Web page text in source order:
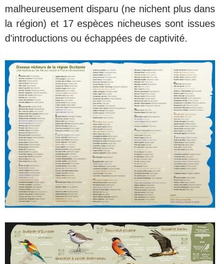
malheureusement disparu (ne nichent plus dans
la région) et 17 espèces nicheuses sont issues
d'introductions ou échappées de captivité.